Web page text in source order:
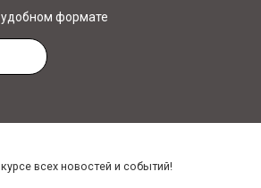
формате
всех новостей и событий!